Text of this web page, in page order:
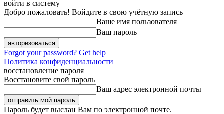
войти в систему
Добро пожаловать! Войдите в свою учётную запись
Ваше имя пользователя
Ваш пароль
Forgot your password? Get help
Политика конфиденциальности
восстановление пароля
Восстановите свой пароль
Ваш адрес электронной почты
Пароль будет выслан Вам по электронной почте.